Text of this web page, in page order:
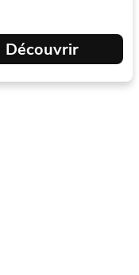
Découvrir